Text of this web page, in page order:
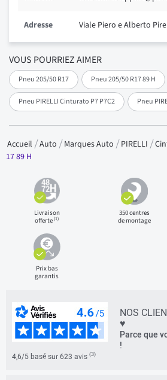
VOUS POURRIEZ AIMER
Pneu 205/50 R17 Pneu 205/50 R17 89 H
Pneu PIRELLI Cinturato P7 P7C2 Pneu
Adresse Viale Piero e Alberto
Accueil Auto Marques Auto PIRELLI
17 89 H
Livraison
offerte(1)
350 centres
de montage
Prix bas
garantis
NOS
♥
Parce que
!
4,6/5 basé sur 623 avis (3)